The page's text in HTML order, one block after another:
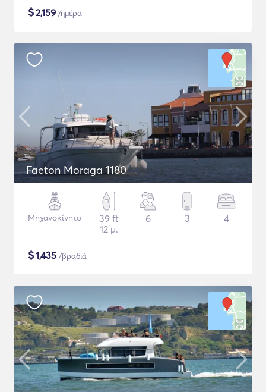
$2,159 /ημέρα
Faeton Moraga 1180
Μηχανοκίνητο
39 ft
12 μ.
6 3 4
$1,435 /βραδιά